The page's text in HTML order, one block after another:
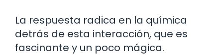
La respuesta radica en la química
detrás de esta interacción, que es
fascinante y un poco mágica.